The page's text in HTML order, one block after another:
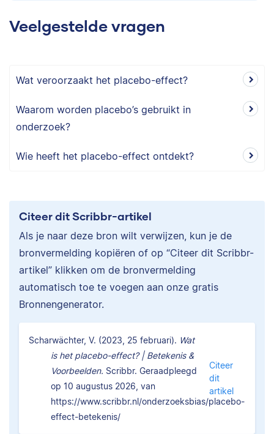
Veelgestelde vragen
Wat veroorzaakt het placebo-effect?
Waarom worden placebo’s gebruikt in
onderzoek?
Wie heeft het placebo-effect ontdekt?
Citeer dit Scribbr-artikel
Als je naar deze bron wilt verwijzen, kun je de
bronvermelding kopiëren of op “Citeer dit Scribbr-
artikel” klikken om de bronvermelding
automatisch toe te voegen aan onze gratis
Bronnengenerator.
Scharwächter, V. (2023, 25 februari). Wat
is het placebo-effect? | Betekenis &
Voorbeelden. Scribbr. Geraadpleegd
op 10 augustus 2026, van
https://www.scribbr.nl/onderzoeksbias/placebo-
effect-betekenis/
Citeer
dit
artikel